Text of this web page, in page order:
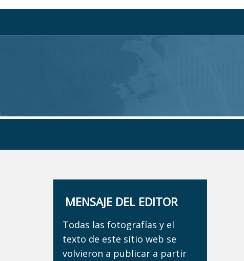
MENSAJE DEL EDITOR
Todas las fotografías y el
texto de este sitio web se
volvieron a publicar a partir